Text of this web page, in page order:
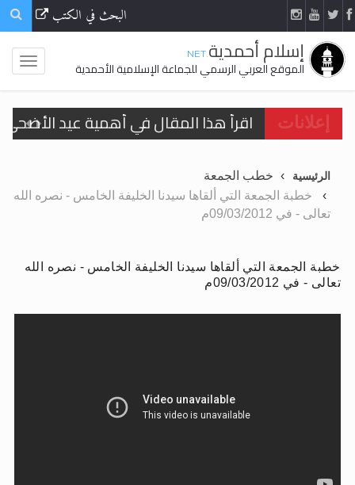
البحث في الكتب
إسلام أحمدية.NET
الموقع العربي الرسمي للجماعة الإسلامية الأحمدية
إعلانات
الحجّ.. دلالات، حِكم، وأهداف >> المزيد
تعميم هامّ لأفراد الجماعة >> المزيد
اقرأ هذا الكتاب وتعرّف على حقيقة
اقرأ هذا المقال في أهمية عيد
الرئيسية
خطب الجمعة
خطبة الجمعة التي ألقاها سيدنا الخليفة الخامس - نصره الله
تعالى - في 09/03/2012م
خطبة الجمعة التي ألقاها سيدنا الخليفة الخامس - نصره الله
تعالى - في 09/03/2012م